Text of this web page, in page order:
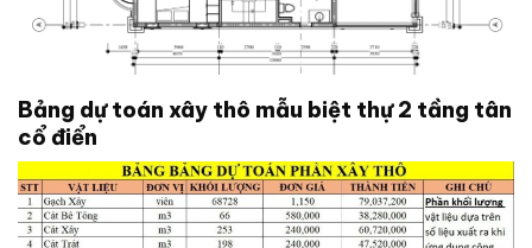
Bảng dự toán xây thô mẫu biệt thự 2 tầng tân
cổ điển